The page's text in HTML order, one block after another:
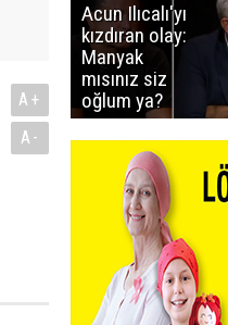
A+
A-
Acun Ilıcalı'yı
kızdıran olay:
Manyak
mısınız siz
oğlum ya?